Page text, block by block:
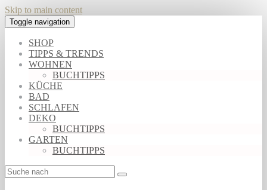
Skip to main content
Toggle navigation
SHOP
TIPPS & TRENDS
WOHNEN
BUCHTIPPS
KÜCHE
BAD
SCHLAFEN
DEKO
BUCHTIPPS
GARTEN
BUCHTIPPS